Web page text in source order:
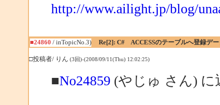
http://www.ailight.jp/blog/
■24860 / inTopicNo.3) Re[2]: C# ACCESSのテーブルへ登録デ
□投稿者/ りん (3回)-(2008/09/11(Thu) 12:02:25)
■No24859 (やじゅ さん) に